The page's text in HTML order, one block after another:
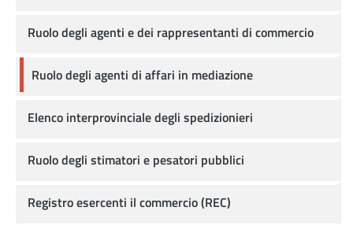
Ruolo degli agenti e dei rappresentanti di commercio
Ruolo degli agenti di affari in mediazione
Elenco interprovinciale degli spedizionieri
Ruolo degli stimatori e pesatori pubblici
Registro esercenti il commercio (REC)